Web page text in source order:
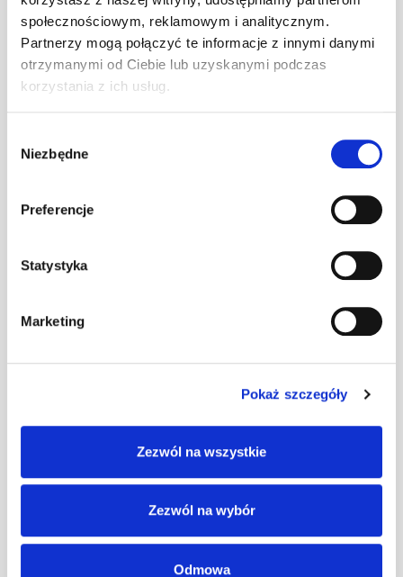
społecznościowym, reklamowym i analitycznym.
Partnerzy mogą połączyć te informacje z innymi danymi
otrzymanymi od Ciebie lub uzyskanymi podczas
korzystania z ich usług.
zgody
Niezbędne
Preferencje
Statystyka
Marketing
Pokaż szczegóły
Zezwól na wszystkie
Zezwól na wybór
Odmowa
Kominek
Virtum 125
dachówka - 01
brązowy
szt
Kominek
dachówka - 01
ceglasty
szt –